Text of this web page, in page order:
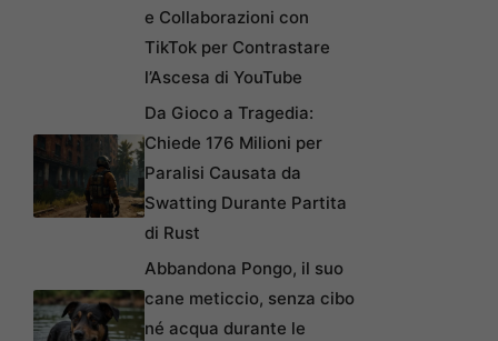
e Collaborazioni con
TikTok per Contrastare
l’Ascesa di YouTube
Da Gioco a Tragedia:
Chiede 176 Milioni per
Paralisi Causata da
Swatting Durante Partita
di Rust
Abbandona Pongo, il suo
cane meticcio, senza cibo
né acqua durante le